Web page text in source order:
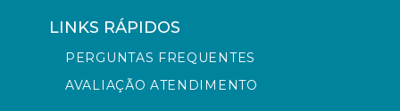
LINKS RÁPIDOS
PERGUNTAS FREQUENTES
AVALIAÇÃO ATENDIMENTO